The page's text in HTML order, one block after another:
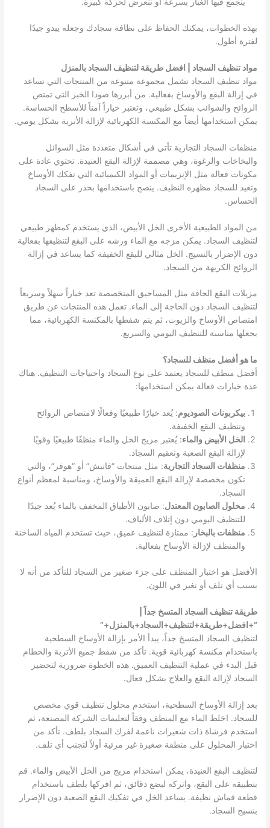
يتجمع فيها الغبار بسرعة أو تتعرض لحركة كبيرة.
بهذه الخطوات، يمكنك الحفاظ على نظافة سجادك وجعله يبدو جيدًا
لفترة أطول.
مواد تنظيف السجاد | افضل طريقة لتنظيف السجاد بالمنزل
مواد تنظيف السجاد تشمل مجموعة متنوعة من المنتجات التي تساعد
في إزالة البقع والأوساخ بفعالية. من أبرزها صودا الخبز التي تمتص
الروائح والشوائب بشكل طبيعي، وتعتبر خياراً آمناً للأسطح الحساسة.
يمكن استخدامها أيضاً مع المكنسة الكهربائية لإزالة الأتربة بشكل يومي.
منظفات السجاد التجارية تأتي في أشكال متعددة مثل السوائل
والبخاخات والرغوة، وهي مصممة لإزالة البقع العنيدة. تحتوي عادة على
مكونات فعالة مثل الإنزيمات أو المواد الكيميائية التي تفكك الأوساخ
وتعيد للسجاد مظهره النظيف. ينصح باستخدامها بحذر على السجاد
الحساس.
من المواد الطبيعية الأخرى الخل الأبيض، الذي يستخدم كمطهر طبيعي
لتنظيف السجاد. يمكن مزجه مع الماء ورشه على البقع لتنظيفها بفعالية
دون الإضرار بالنسيج. الخل مثالي للبقع الخفيفة كما يساعد في إزالة
الروائح الكريهة من السجاد.
مزيلات البقع الجافة مثل المساحيق المتخصصة تعد خياراً سهلاً وسريعاً
لتنظيف السجاد دون الحاجة إلى الماء. تعمل هذه المنتجات عن طريق
امتصاص الأوساخ والزيوت، ثم يتم شفطها بالمكنسة الكهربائية، مما
يجعلها مناسبة للتنظيف اليومي والسريع.
ما هو أفضل منظف للسجاد؟
أفضل منظف للسجاد يعتمد على نوع السجاد واحتياجات التنظيف. هناك
عدة خيارات فعالة يمكن استخدامها:
بيكربونات الصوديوم: يُعد خيارًا طبيعيًا وفعالًا لامتصاص الروائح
وتنظيف البقع الخفيفة.
الخل الأبيض والماء: يُعتبر مزيج الخل والماء منظفًا طبيعيًا وقويًا
لإزالة البقع الصعبة وتعقيم السجاد.
منظفات السجاد التجارية: مثل منتجات “فانيش” أو “هوفر”، والتي
تكون مخصصة لإزالة البقع العميقة والأوساخ، ومناسبة لمعظم أنواع
السجاد.
محلول الصابون المعتدل: صابون الأطباق المخفف بالماء يُعد جيدًا
للتنظيف اليومي دون إتلاف الألياف.
منظفات بالبخار : ممتازة لتنظيف عميق، حيث تستخدم المياه الساخنة
والمنظف لإزالة الأوساخ بفعالية.
الأفضل هو اختبار المنظف على جزء صغير من السجاد للتأكد من أنه لا
يسبب أي تلف أو تغير في اللون.
طريقة تنظيف السجاد المتسخ جداً |
“+افضل+طريقة+لتنظيف+السجاد+بالمنزل+”
لتنظيف السجاد المتسخ جداً، يبدأ الأمر بإزالة الأوساخ السطحية
باستخدام مكنسة كهربائية قوية. تأكد من شفط جميع الأتربة والحطام
قبل البدء في عملية التنظيف العميق. هذه الخطوة ضرورية لتحضير
السجاد لإزالة البقع والعلاج بشكل فعال.
بعد إزالة الأوساخ السطحية، استخدم محلول تنظيف قوي مخصص
للسجاد. اخلط الماء مع المنظف وفقاً لتعليمات الشركة المصنعة، ثم
استخدم فرشاة ذات شعيرات ناعمة لفرك السجاد بلطف. تأكد من
اختبار المحلول على منطقة صغيرة غير مرئية أولاً لتجنب أي تلف.
لتنظيف البقع العنيدة، يمكن استخدام مزيج من الخل الأبيض والماء. قم
بتطبيقه على البقع، واتركه لبضع دقائق، ثم افركها بلطف باستخدام
قطعة قماش نظيفة. يساعد الخل في تفكيك البقع الصعبة دون الإضرار
بنسيج السجاد.